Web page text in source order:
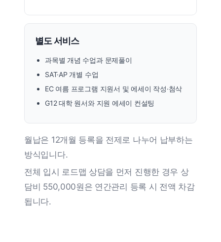
별도 서비스
과목별 개념 수업과 문제풀이
SAT·AP 개별 수업
EC 여름 프로그램 지원서 및 에세이 작성·첨삭
G12 대학 원서와 지원 에세이 컨설팅
월납은 12개월 등록을 전제로 나누어 납부하는
방식입니다.
전체 입시 로드맵 상담을 먼저 진행한 경우 상
담비 550,000원은 연간관리 등록 시 전액 차감
됩니다.